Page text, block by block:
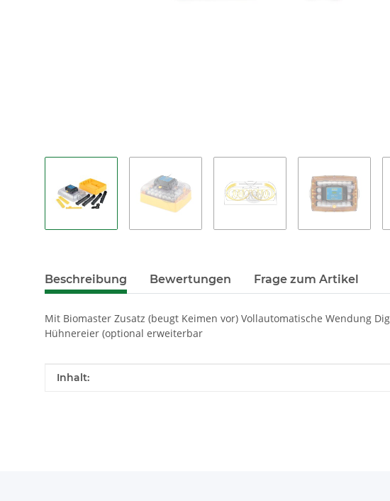
Beschreibung Bewertungen Frage zum Artikel
Mit Biomaster Zusatz (beugt Keimen vor) Vollautomatische Wendung
Hühnereier (optional erweiterbar
Produkteigenschaft
Wert
Inhalt: